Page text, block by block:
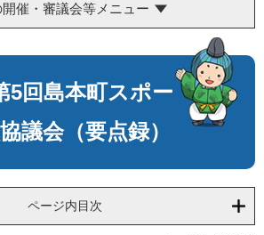
催・審議会等メニュー
5回島本町スポー
議会（要点録）
ページ内目次